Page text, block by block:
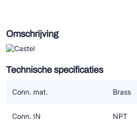
REFFLEX®
Johnson Controls
Doucette Industries
Omschrijving
Technische specificaties
Conn. mat. Brass
Conn. IN NPT